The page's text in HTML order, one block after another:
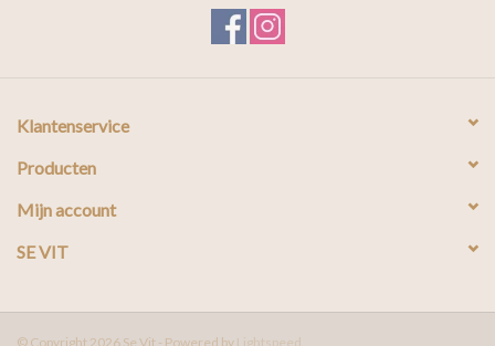
Klantenservice
Producten
Mijn account
SE VIT
© Copyright 2026 Se Vit - Powered by Lightspeed